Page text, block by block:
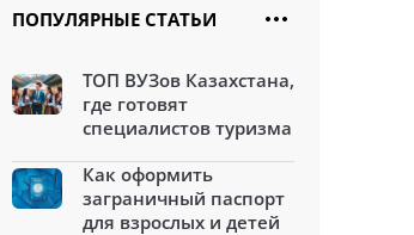
ПОПУЛЯРНЫЕ СТАТЬИ
ТОП ВУЗов Казахстана,
где готовят
специалистов туризма
Как оформить
заграничный паспорт
для взрослых и детей